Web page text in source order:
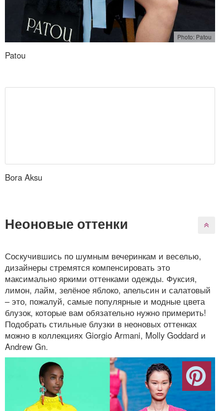
Photo: Patou
Patou
Bora Aksu
Неоновые оттенки
Соскучившись по шумным вечеринкам и веселью,
дизайнеры стремятся компенсировать это
максимально яркими оттенками одежды. Фуксия,
лимон, лайм, зелёное яблоко, апельсин и салатовый
– это, пожалуй, самые популярные и модные цвета
блузок, которые вам обязательно нужно примерить!
Подобрать стильные блузки в неоновых оттенках
можно в коллекциях Giorgio Armani, Molly Goddard и
Andrew Gn.